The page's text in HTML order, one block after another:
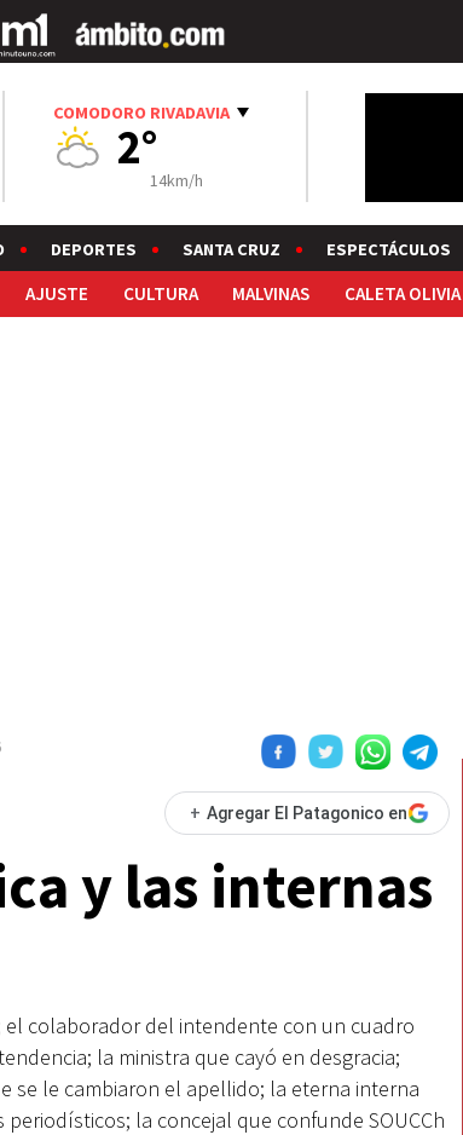
COMODORO RIVADAVIA
2°
14km/h
DEPORTES SANTA CRUZ ESPECTÁCULOS
AJUSTE CULTURA MALVINAS CALETA OLIVIA
+ Agregar El Patagonico en
y las internas
colaborador del intendente con un cuadro
la ministra que cayó en desgracia;
se le cambiaron el apellido; la eterna interna
la concejal que confunde SOUCCh